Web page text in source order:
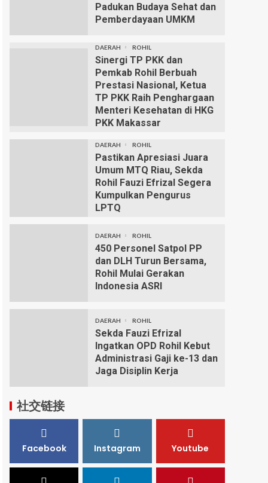
Padukan Budaya Sehat dan
Pemberdayaan UMKM
DAERAH ROHIL
Sinergi TP PKK dan
Pemkab Rohil Berbuah
Prestasi Nasional, Ketua
TP PKK Raih Penghargaan
Menteri Kesehatan di HKG
PKK Makassar
DAERAH ROHIL
Pastikan Apresiasi Juara
Umum MTQ Riau, Sekda
Rohil Fauzi Efrizal Segera
Kumpulkan Pengurus
LPTQ
DAERAH ROHIL
450 Personel Satpol PP
dan DLH Turun Bersama,
Rohil Mulai Gerakan
Indonesia ASRI
DAERAH ROHIL
Sekda Fauzi Efrizal
Ingatkan OPD Rohil Kebut
Administrasi Gaji ke-13 dan
Jaga Disiplin Kerja
社交链接
Facebook Instagram Youtube